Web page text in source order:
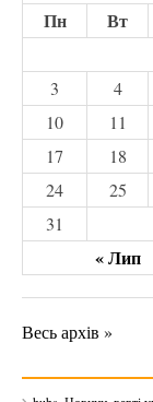
Пн
Вт
« Лип
3
4
10
11
17
18
24
25
31
Весь архів »